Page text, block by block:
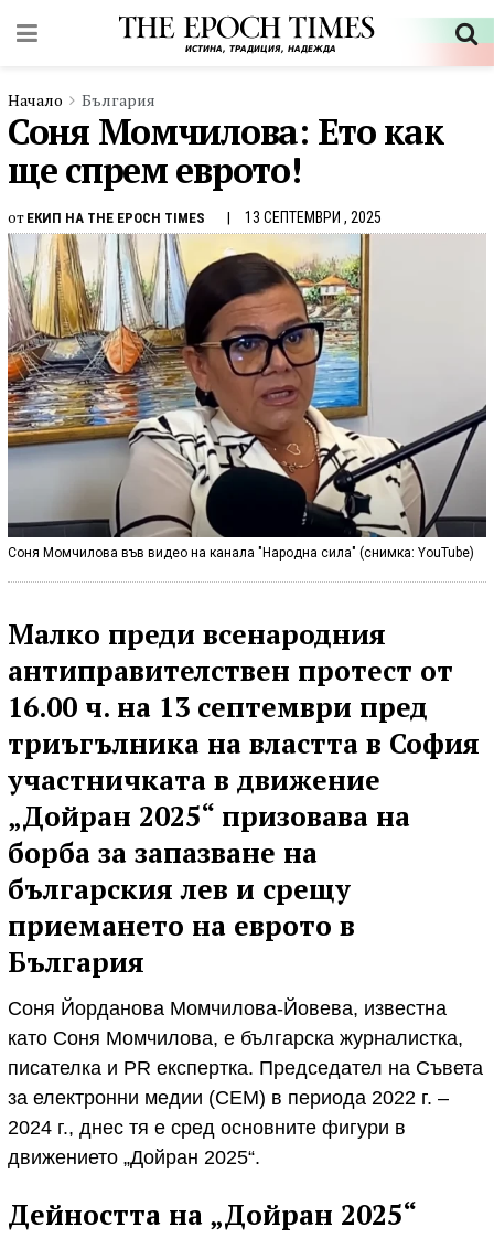
Начало България
Соня Момчилова: Ето как
ще спрем еврото!
от ЕКИП НА THE EPOCH TIMES 13 СЕПТЕМВРИ , 2025
Соня Момчилова във видео на канала "Народна сила" (снимка: YouTube)
Малко преди всенародния
антиправителствен протест от
16.00 ч. на 13 септември пред
триъгълника на властта в София
участничката в движение
„Дойран 2025“ призовава на
борба за запазване на
българския лев и срещу
приемането на еврото в
България
Соня Йорданова Момчилова-Йовева, известна
като Соня Момчилова, е българска журналистка,
писателка и PR експертка. Председател на Съвета
за електронни медии (СЕМ) в периода 2022 г. –
2024 г., днес тя е сред основните фигури в
движението „Дойран 2025“.
Дейността на „Дойран 2025“